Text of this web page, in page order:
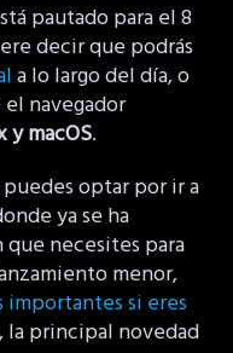
pautado para el 8
decir que podrás
a lo largo del día, o
navegador
macOS.
optar por ir a
ya se ha
necesites para
menor,
importantes si eres
la principal novedad